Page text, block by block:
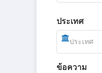
ประเทศ
ข้อความ